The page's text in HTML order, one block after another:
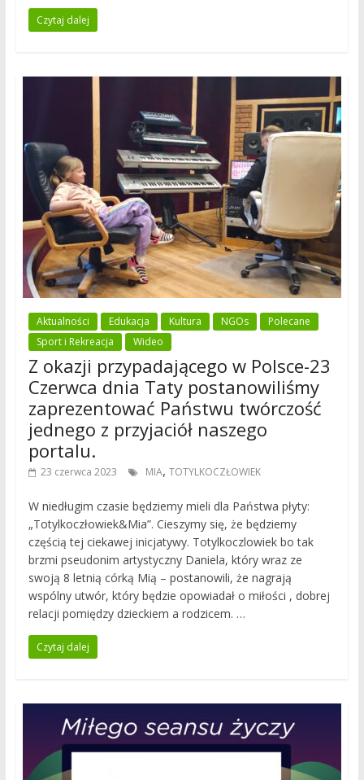
Czytaj dalej
Aktualności Edukacja Kultura NGOs
Polecane
Sport i Rekreacja
Wideo
Z okazji przypadającego w Polsce-23
Czerwca dnia Taty postanowiliśmy
zaprezentować Państwu twórczość
jednego z przyjaciół naszego
portalu.
23 czerwca 2023 MIA, TOTYLKOCZŁOWIEK
W niedługim czasie będziemy mieli dla Państwa płyty:
„Totylkoczłowiek&Mia”. Cieszymy się, że będziemy
częścią tej ciekawej inicjatywy. Totylkoczlowiek bo tak
brzmi pseudonim artystyczny Daniela, który wraz ze
swoją 8 letnią córką Mią – postanowili, że nagrają
wspólny utwór, który będzie opowiadał o miłości , dobrej
relacji pomiędzy dzieckiem a rodzicem. …
Czytaj dalej